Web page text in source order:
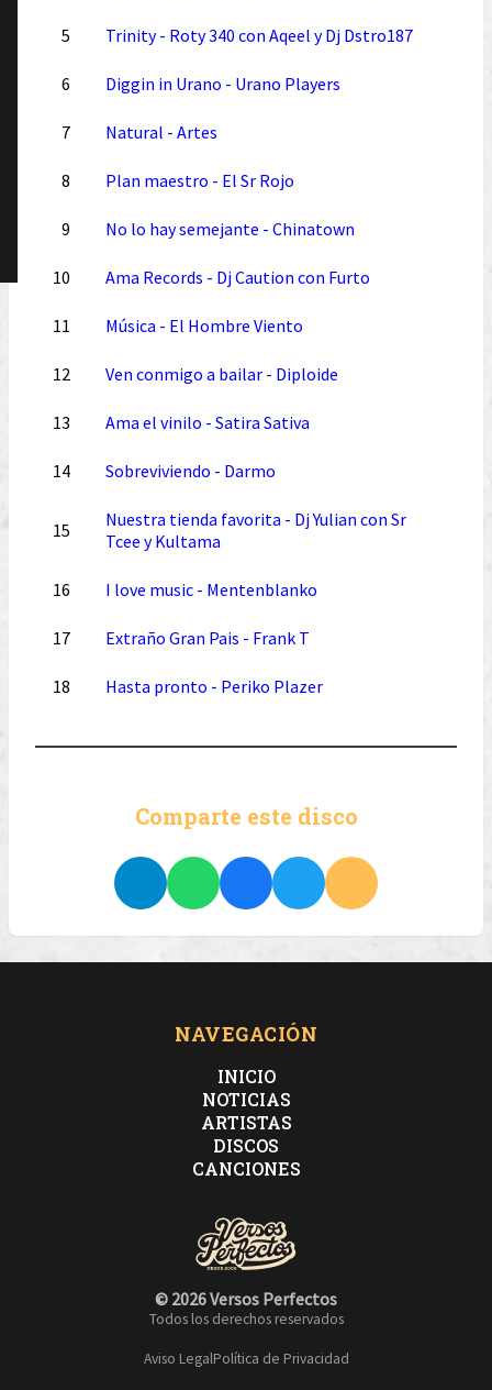
5 Trinity - Roty 340 con Aqeel y Dj Dstro187
6 Diggin in Urano - Urano Players
7 Natural - Artes
8 Plan maestro - El Sr Rojo
9 No lo hay semejante - Chinatown
10 Ama Records - Dj Caution con Furto
11 Música - El Hombre Viento
12 Ven conmigo a bailar - Diploide
13 Ama el vinilo - Satira Sativa
14 Sobreviviendo - Darmo
15
Nuestra tienda favorita - Dj Yulian con Sr
Tcee y Kultama
16 I love music - Mentenblanko
17 Extraño Gran Pais - Frank T
18 Hasta pronto - Periko Plazer
Comparte este disco
NAVEGACIÓN
INICIO
NOTICIAS
ARTISTAS
DISCOS
CANCIONES
© 2026 Versos Perfectos
Todos los derechos reservados
Aviso LegalPolítica de Privacidad